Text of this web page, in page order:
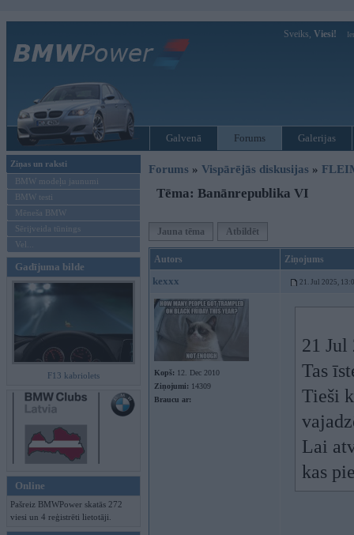
Sveiks, Viesi!
Galvenā Forums Galerijas
Ziņas un raksti
BMW modeļu jaunumi
BMW testi
Mēneša BMW
Sērijveida tūnings
Vel...
Gadījuma bilde
F13 kabriolets
Online
Pašreiz BMWPower skatās 272
viesi un 4 reģistrēti lietotāji.
Forums » Vispārējās diskusijas »
Tēma: Banānrepublika VI
Jauna tēma Atbildēt
Autors Ziņojums
kexxx 21. Jul 2025,
Kopš: 12. Dec 2010
Ziņojumi: 14309
Braucu ar:
21
Tas
Tieši
Lai
kas